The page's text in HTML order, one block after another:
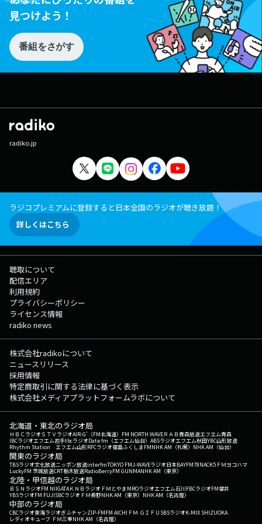
見つけよう！
番組をさがす
radiko.jp
ラジコプレミアムに登録すると日本全国のラジオが聴き放題！
詳しくはこちら
聴取について
配信エリア
利用規約
プライバシーポリシー
ライセンス情報
radiko news
株式会社radikoについて
ニュースリリース
採用情報
特定商取引に関する法律に基づく表示
株式会社メディアプラットフォームラボについて
北海道・東北のラジオ局
ＨＢＣラジオＳＴＶラジオAIR-G'（FM北海道） FM NORTH WAVEＲＡＢ青森放送エフエム青森
IBCラジオエフエム岩手tbcラジオDate fm（エフエム仙台） ABSラジオエフエム秋田YBC山形放送
Rhythm Station エフエム山形RFCラジオ福島ふくしまFMNHK AM（札幌） NHK AM（仙台）
関東のラジオ局
TBSラジオ文化放送ニッポン放送interfmTOKYO FMJ-WAVEラジオ日本BAYFM78NACK5 ＦＭヨコハマ
LuckyFM 茨城放送CRT栃木放送RadioBerryFM GUNMANHK AM（東京）
北陸・甲信越のラジオ局
ＢＳＮラジオFM NIIGATAＫＮＢラジオ ＦＭとやまMROラジオエフエム石川FBCラジオFM福井
YBSラジオFM FUJISBCラジオ ＦＭ長野NHK AM（東京） NHK AM（名古屋）
中部のラジオ局
CBCラジオ東海ラジオぎふチャンZIP-FMFM AICHI ＦＭ ＧＩＦＵ SBSラジオK-MIX SHIZUOKA
レディオキューブ ＦＭ三重NHK AM（名古屋）